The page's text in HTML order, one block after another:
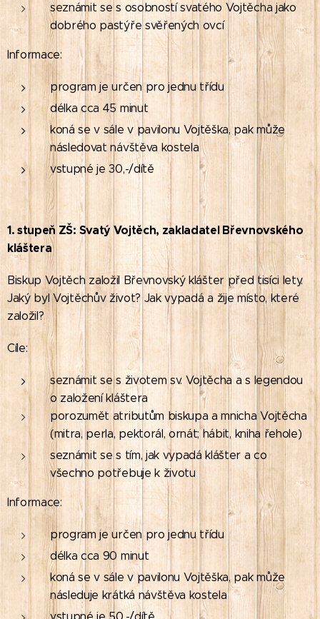
seznámit se s osobností svatého Vojtěcha jako
dobrého pastýře svěřených ovcí
Informace:
program je určen pro jednu třídu
délka cca 45 minut
koná se v sále v pavilonu Vojtěška, pak může
následovat návštěva kostela
vstupné je 30,-/dítě
1. stupeň ZŠ: Svatý Vojtěch, zakladatel Břevnovského
kláštera
Biskup Vojtěch založil Břevnovský klášter před tisíci lety.
Jaký byl Vojtěchův život? Jak vypadá a žije místo, které
založil?
Cíle:
seznámit se s životem sv. Vojtěcha a s legendou
o založení kláštera
porozumět atributům biskupa a mnicha Vojtěcha
(mitra, perla, pektorál, ornát; hábit, kniha řehole)
seznámit se s tím, jak vypadá klášter a co
všechno potřebuje k životu
Informace:
program je určen pro jednu třídu
délka cca 90 minut
koná se v sále v pavilonu Vojtěška, pak může
následuje krátká návštěva kostela